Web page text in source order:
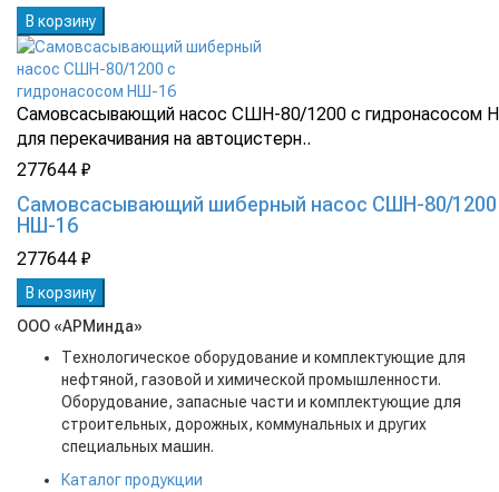
В корзину
Самовсасывающий насос СШН-80/1200 с гидронасосом
для перекачивания на автоцистерн..
277644 ₽
Самовсасывающий шиберный насос СШН-80/1200
НШ-16
277644 ₽
В корзину
ООО «АРМинда»
Технологическое оборудование и комплектующие для
нефтяной, газовой и химической промышленности.
Оборудование, запасные части и комплектующие для
строительных, дорожных, коммунальных и других
специальных машин.
Каталог продукции